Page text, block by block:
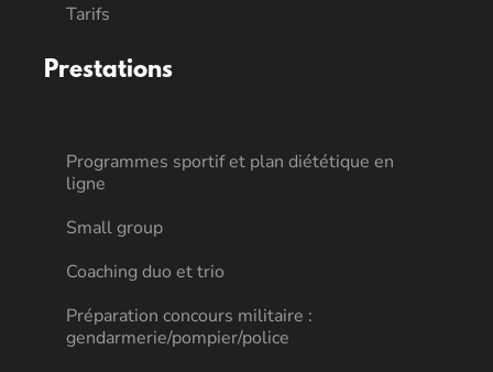
Tarifs
Prestations
Programmes sportif et plan diététique en
ligne
Small group
Coaching duo et trio
Préparation concours militaire :
gendarmerie/pompier/police